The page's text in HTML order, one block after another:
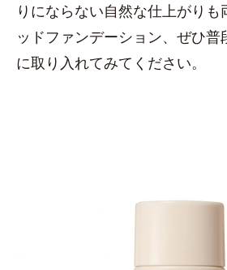
りにならない自然な仕上がりも
ッドファンデーション、ぜひ普
に取り入れてみてください。